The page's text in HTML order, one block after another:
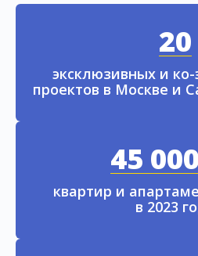
20
эксклюзивных и
проектов в Москве и
45
квартир и
в 2023